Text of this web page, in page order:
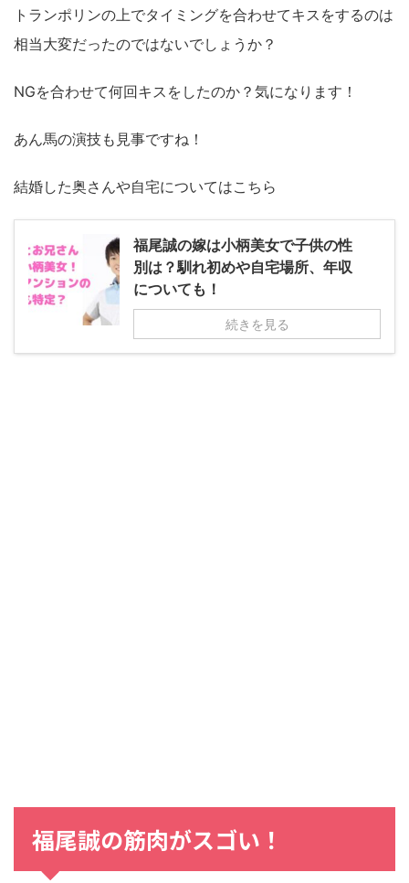
トランポリンの上でタイミングを合わせてキスをするのは
相当大変だったのではないでしょうか？
NGを合わせて何回キスをしたのか？気になります！
あん馬の演技も見事ですね！
結婚した奥さんや自宅についてはこちら
福尾誠の嫁は小柄美女で子供の性
別は？馴れ初めや自宅場所、年収
についても！
続きを見る
福尾誠の筋肉がスゴい！